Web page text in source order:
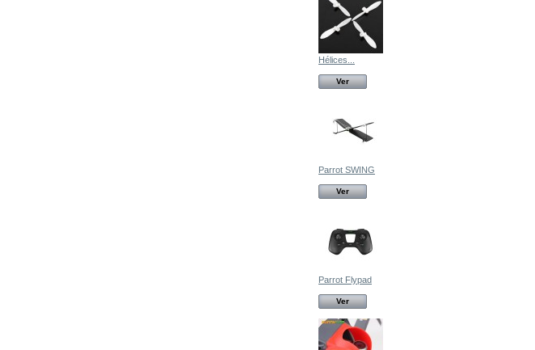
Hélices...
Ver
Parrot SWING
Ver
Parrot Flypad
Ver